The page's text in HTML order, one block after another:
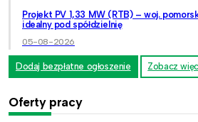
Projekt PV 1,33 MW (RTB) – woj.
idealny pod spółdzielnię
05-08-2026
Dodaj bezpłatne ogłoszenie Zobacz
Oferty pracy